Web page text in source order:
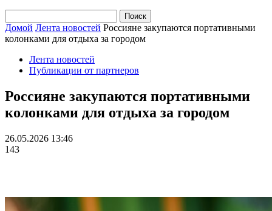
Домой Лента новостей Россияне закупаются портативными
колонками для отдыха за городом
Лента новостей
Публикации от партнеров
Россияне закупаются портативными
колонками для отдыха за городом
26.05.2026 13:46
143